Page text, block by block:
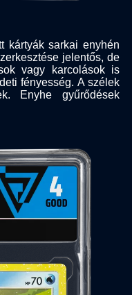
kártyák sarkai enyhén
jelentős, de
vagy karcolások is
fényesség. A szélek
Enyhe gyűrődések